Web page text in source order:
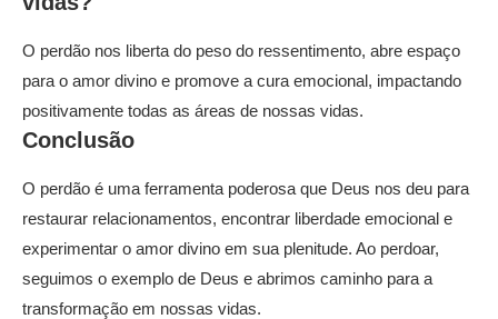
O perdão nos liberta do peso do ressentimento, abre espaço
para o amor divino e promove a cura emocional, impactando
positivamente todas as áreas de nossas vidas.
Conclusão
O perdão é uma ferramenta poderosa que Deus nos deu para
restaurar relacionamentos, encontrar liberdade emocional e
experimentar o amor divino em sua plenitude. Ao perdoar,
seguimos o exemplo de Deus e abrimos caminho para a
transformação em nossas vidas.